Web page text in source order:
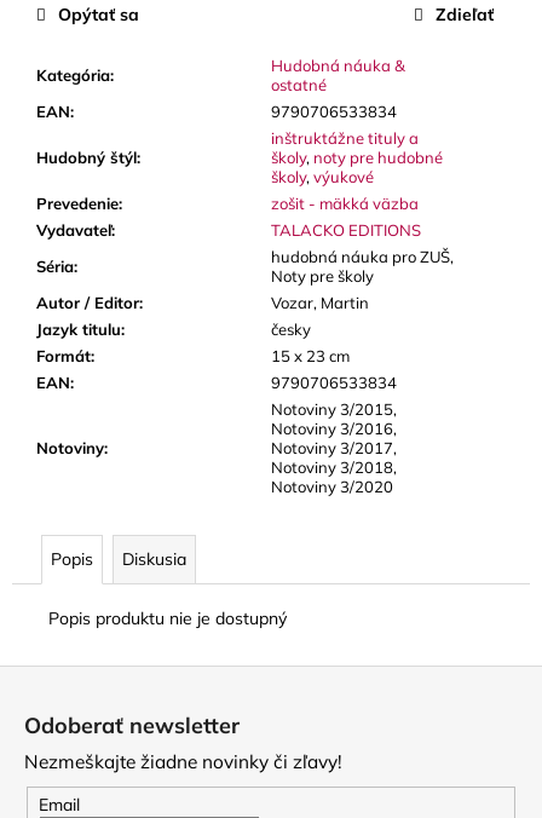
Kategória:
Hudobná náuka &
ostatné
EAN: 9790706533834
Hudobný štýl:
inštruktážne tituly a
školy, noty pre hudobné
školy, výukové
Prevedenie:
zošit - mäkká väzba
Vydavateľ:
TALACKO EDITIONS
Séria:
hudobná náuka pro ZUŠ,
Noty pre školy
Autor / Editor:
Vozar, Martin
Jazyk titulu:
česky
Formát:
15 x 23 cm
EAN: 9790706533834
Notoviny:
Notoviny 3/2015,
Notoviny 3/2016,
Notoviny 3/2017,
Notoviny 3/2018,
Notoviny 3/2020
Opýtať sa Zdieľať
Popis Diskusia
Popis produktu nie je dostupný
SAXOFÓN
Odoberať newsletter
Nezmeškajte žiadne novinky či zľavy!
Email